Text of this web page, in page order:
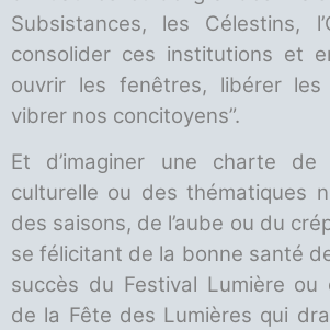
Subsistances, les Célestins,
consolider ces institutions et
ouvrir les fenêtres, libérer les
vibrer nos concitoyens”.
Et d’imaginer une charte de
culturelle ou des thématiques
des saisons, de l’aube ou du
se félicitant de la bonne santé
succès du Festival Lumière ou
de la Fête des Lumières qui